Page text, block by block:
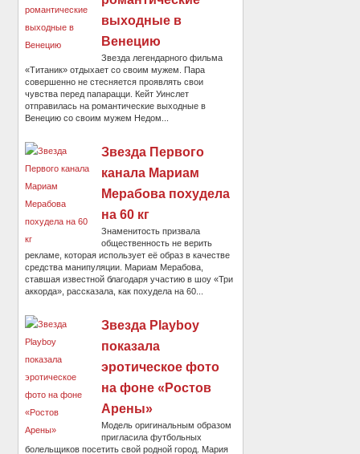
выходные в
Венецию
Звезда легендарного фильма
«Титаник» отдыхает со своим мужем. Пара
совершенно не стесняется проявлять свои
чувства перед папарацци. Кейт Уинслет
отправилась на романтические выходные в
Венецию со своим мужем Недом...
Звезда Первого
канала Мариам
Мерабова похудела
на 60 кг
Знаменитость призвала
общественность не верить
рекламе, которая использует её образ в качестве
средства манипуляции. Мариам Мерабова,
ставшая известной благодаря участию в шоу «Три
аккорда», рассказала, как похудела на 60...
Звезда Playboy
показала
эротическое фото
на фоне «Ростов
Арены»
Модель оригинальным образом
пригласила футбольных
болельщиков посетить свой родной город. Мария